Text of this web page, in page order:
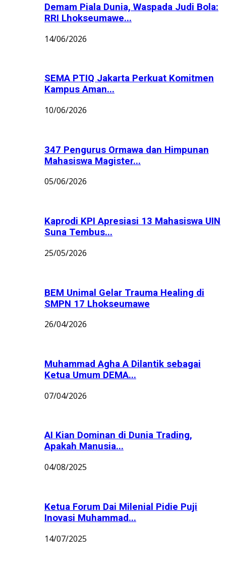
Demam Piala Dunia, Waspada Judi Bola:
RRI Lhokseumawe...
14/06/2026
SEMA PTIQ Jakarta Perkuat Komitmen
Kampus Aman...
10/06/2026
347 Pengurus Ormawa dan Himpunan
Mahasiswa Magister...
05/06/2026
Kaprodi KPI Apresiasi 13 Mahasiswa UIN
Suna Tembus...
25/05/2026
BEM Unimal Gelar Trauma Healing di
SMPN 17 Lhokseumawe
26/04/2026
Muhammad Agha A Dilantik sebagai
Ketua Umum DEMA...
07/04/2026
AI Kian Dominan di Dunia Trading,
Apakah Manusia...
04/08/2025
Ketua Forum Dai Milenial Pidie Puji
Inovasi Muhammad...
14/07/2025